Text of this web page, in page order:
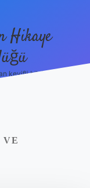
Hikaye
keyifli bilgiler!
VE